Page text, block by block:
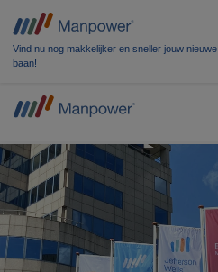
Vind nu nog makkelijker en sneller jouw nieuwe
baan!